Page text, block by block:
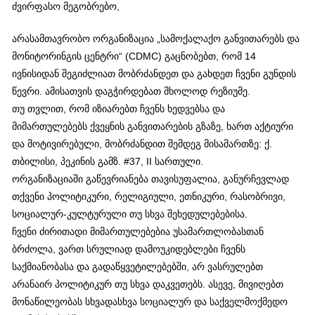
ძვირფასო მეგობრებო,
არასამთავრობო ორგანიზაცია „სამოქალაქო განვითარებს და
მონიტორინგის ცენტრი“ (CDMC) გაცნობებთ, რომ 14
ივნისიდან შეგიძლიათ მობრძანდეთ და გახდეთ ჩვენი გუნდის
წევრი. ამისათვის დაგჭირდებათ მხოლოდ რეზიუმე.
თუ თვლით, რომ იზიარებთ ჩვენს ხედვებსა და
მიმართულებებს ქვეყნის განვითარების გზაზე, ხართ აქტიური
და მოტივირებული, მობრძანდით შემდეგ მისამართზე: ქ.
თბილისი, პეკინის გამზ. #37, II სართული.
ორგანიზაციაში გაწევრიანება თავისუფალია, განურჩევლად
თქვენი პოლიტიკური, რელიგიული, ეთნიკური, რასობრივი,
სოციალურ-კულტურული თუ სხვა შეხედულებებისა.
ჩვენი ძირითადი მიმართულებებია უსამართლობასთან
ბრძოლა, ვართ სრულიად დამოუკიდებლები ჩვენს
საქმიანობასა და გადაწყვეტილებებში, არ ვასრულებთ
არანაირ პოლიტიკურ თუ სხვა დაკვეთებს. ასევე, მივიღებთ
მონაწილეობას სხვადასხვა სოციალურ და საქველმოქმედო